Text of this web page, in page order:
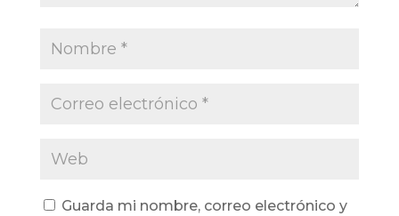
Guarda mi nombre, correo electrónico y